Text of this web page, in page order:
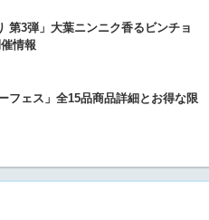
第3弾」大葉ニンニク香るビンチョ
情報
フェス」全15品商品詳細とお得な限